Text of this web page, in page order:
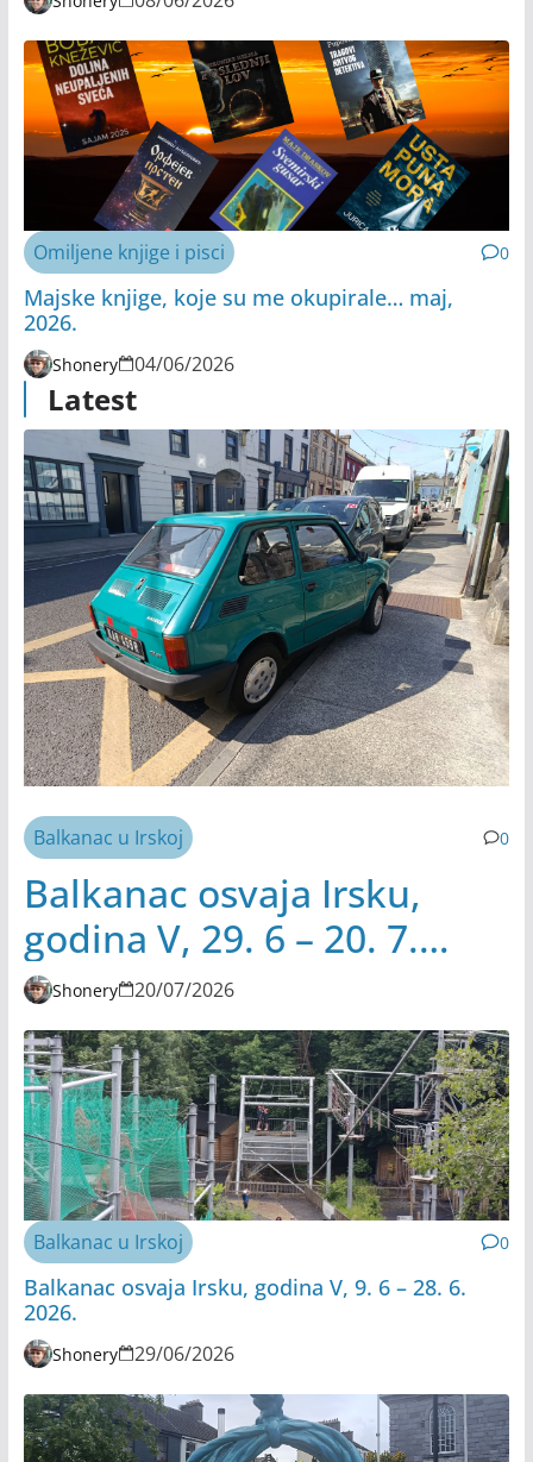
Omiljene knjige i pisci 0
Majske knjige, koje su me okupirale… maj,
2026.
Shonery 04/06/2026
Latest
Balkanac u Irskoj 0
Balkanac osvaja Irsku,
godina V, 29. 6 – 20. 7.
2026.
Shonery 20/07/2026
Balkanac u Irskoj 0
Balkanac osvaja Irsku, godina V, 9. 6 – 28. 6.
2026.
Shonery 29/06/2026